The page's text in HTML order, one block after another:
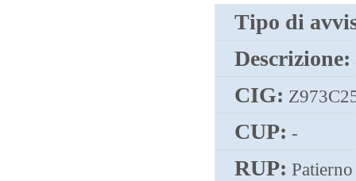
Tipo di
Descrizione:
CIG:
CUP: -
RUP: